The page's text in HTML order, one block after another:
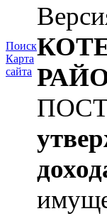
Поиск
Карта
сайта